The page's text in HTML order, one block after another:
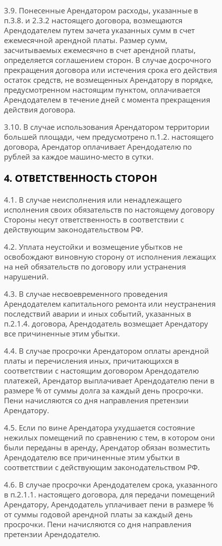
3.9. Понесенные Арендатором расходы, указанные в
п.3.8. и 2.3.2 настоящего договора, возмещаются
Арендодателем путем зачета указанных сумм в счет
ежемесячной арендной платы. Размер сумм,
засчитываемых ежемесячно в счет арендной платы,
определяется соглашением сторон. В случае досрочного
прекращения договора или истечения срока его действия
остаток средств, не возмещенных Арендатору в порядке,
предусмотренном настоящим пунктом, оплачивается
Арендодателем в течение дней с момента прекращения
действия договора.
3.10. В случае использования Арендатором территории
большей площади, чем предусмотрено п.1.2. настоящего
договора, Арендатор оплачивает Арендодателю по
рублей за каждое машино-место в сутки.
4. ОТВЕТСТВЕННОСТЬ СТОРОН
4.1. В случае неисполнения или ненадлежащего
исполнения своих обязательств по настоящему договору
Стороны несут ответственность в соответствии с
действующим законодательством РФ.
4.2. Уплата неустойки и возмещение убытков не
освобождают виновную сторону от исполнения лежащих
на ней обязательств по договору или устранения
нарушений.
4.3. В случае несвоевременного проведения
Арендодателем капитального ремонта или неустранения
последствий аварии и иных событий, указанных в
п.2.1.4. договора, Арендодатель возмещает Арендатору
все причиненные этим убытки.
4.4. В случае просрочки Арендатором оплаты арендной
платы и перечисления иных, причитающихся в
соответствии с настоящим договором Арендодателю
платежей, Арендатор выплачивает Арендодателю пени в
размере % от суммы долга за каждый день просрочки.
Пени начисляются со дня направления претензии
Арендатору.
4.5. Если по вине Арендатора ухудшается состояние
нежилых помещений по сравнению с тем, в котором они
были переданы в аренду, Арендатор обязан возместить
Арендодателю все причиненные этим убытки в
соответствии с действующим законодательством РФ.
4.6. В случае просрочки Арендодателем срока, указанного
в п.2.1.1. настоящего договора, для передачи помещений
Арендатору, Арендодатель уплачивает пени в размере %
от суммы годовой арендной платы за каждый день
просрочки. Пени начисляются со дня направления
претензии Арендодателю.